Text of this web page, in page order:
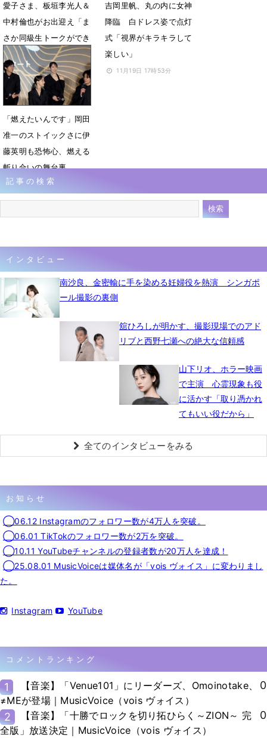
愛子さま、板垣李光人＆
中村倫也がお出迎え「ま
さか同級生トークができ
るとは」
12月1日 07時39分
吉岡里帆、丸の内に女神
降臨 白ドレス姿で点灯
式「視界がキラキラして
楽しい」
11月19日 17時53分
「燃えたいんです」岡田
准一のストイックさに伊
藤英明も恐怖心、燃える
斬り合いの舞台裏
11月19日 09時26分
記事の検索
インタビュー
南沙良、金密輸に手を染める妊婦役を熱演 シンガポ
ール撮影の裏側
舘ひろしが明かす、撮影現場でのアド
リブと西野七瀬への絶大な信頼感
山下リオ、ホラー映画
で主演 心霊現象も役
に活かす「取り憑かれ
てもいい役だから」
全てのインタビューをみる
お知らせ
◯06.12 Instagramのフォロワー数が4万人を突破。
◯06.01 TikTokのフォロワー数が2万を突破。
◯10.11 YouTubeチャンネルの登録者数が20万人を達成！
◯25.08.01 MusicVoiceは媒体名が「vois ヴォイス」に変わりまし
た。
Instagram YouTube
コメントランキング
1
【音楽】「Venue101」にリーダーズ、Omoinotake、
≠MEが登場｜MusicVoice（vois ヴォイス）
0
2
【音楽】「十勝でロックを切り拓ひらく～ZION～ 完
全版」放送決定｜MusicVoice（vois ヴォイス）
0